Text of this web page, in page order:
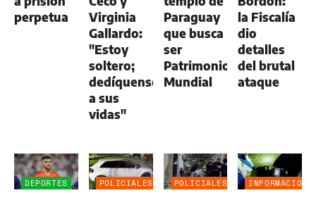
perpetua
Virginia
Gallardo:
"Estoy
soltero;
dedíquense
a sus
vidas"
Paraguay
que busca
ser
Patrimonio
Mundial
la Fiscalía
dio
detalles
del brutal
ataque
DEPORTES POLICIALES POLICIALES
INFORMACIÓN